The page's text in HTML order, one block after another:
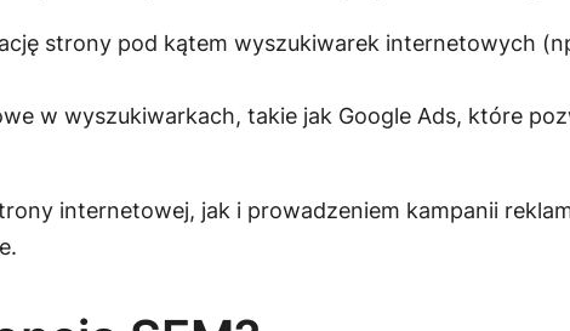
strony pod kątem wyszukiwarek internetowych
w wyszukiwarkach, takie jak Google Ads, które
internetowej, jak i prowadzeniem kampanii